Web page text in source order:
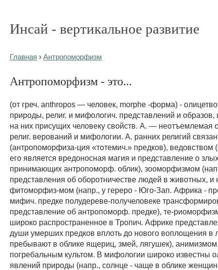
Инсай - вертикальное развитие
Главная › Антропоморфизм
Антропоморфизм - это...
(от греч. anthropos — человек, morphe -форма) -
природы, религ. и мифологич. представлений и образов,
на них присущих человеку свойств. А. — неотъемлемая
религ. верований и мифологии. А. ранних религий
(антропоморфиза-ция «тотемич.» предков), ведовством
его является вредоносная магия и представление о
принимающих антропоморф. облик), зооморфизмом
представления об оборотничестве людей в животных, и
фитоморфиз-мом (напр., у гереро - Юго-Зап. Африка -
мифич. предке полудереве-получеловеке
представление об антропоморф. предке), те-
широко распространенное в Тропич. Африке
души умерших предков вплоть до нового воплощения в
пребывают в облике ящериц, змей, лягушек),
погребальным культом. В мифологии широко известны
явлений природы (напр., солнце - чаще в облике